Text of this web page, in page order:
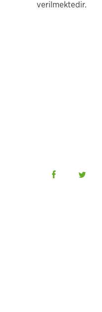
verilmektedir.